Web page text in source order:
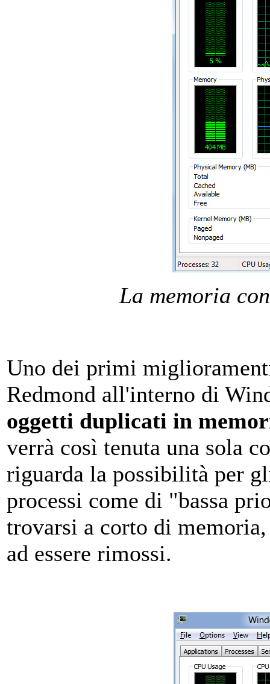
La memoria
Uno dei primi
Redmond all'interno di
oggetti duplicati in
verrà così tenuta una sola
riguarda la possibilità per
processi come di "bassa
trovarsi a corto di
ad essere rimossi.